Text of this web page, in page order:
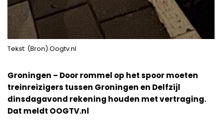
Tekst: (Bron) Oogtv.nl
Groningen – Door rommel op het spoor moeten
treinreizigers tussen Groningen en Delfzijl
dinsdagavond rekening houden met vertraging.
Dat meldt OOGTV.nl